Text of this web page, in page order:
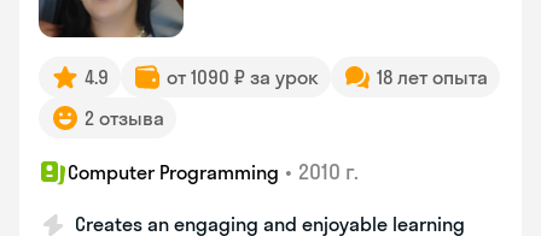
4.9 от 1090 ₽ за урок
18 лет опыта
2 отзыва
Computer Programming • 2010 г.
Creates an engaging and enjoyable learning